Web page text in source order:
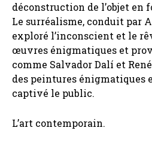
déconstruction de l’objet en
Le surréalisme, conduit par
exploré l’inconscient et le
œuvres énigmatiques et
comme Salvador Dalí et
des peintures énigmatiques
captivé le public.
L’art contemporain.